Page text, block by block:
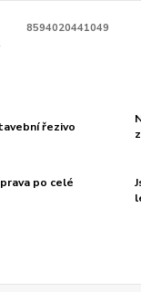
8594020441049
řezivo
po celé